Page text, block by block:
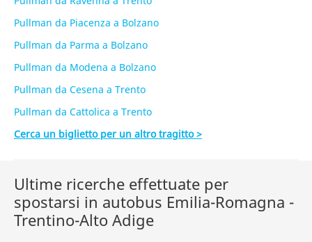
Pullman da Piacenza a Bolzano
Pullman da Parma a Bolzano
Pullman da Modena a Bolzano
Pullman da Cesena a Trento
Pullman da Cattolica a Trento
Cerca un biglietto per un altro tragitto >
Ultime ricerche effettuate per
spostarsi in autobus Emilia-Romagna -
Trentino-Alto Adige